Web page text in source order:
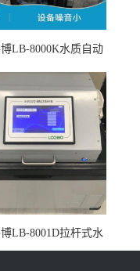
LB-8000K水质自动
LB-8001D拉杆式水
质采样器